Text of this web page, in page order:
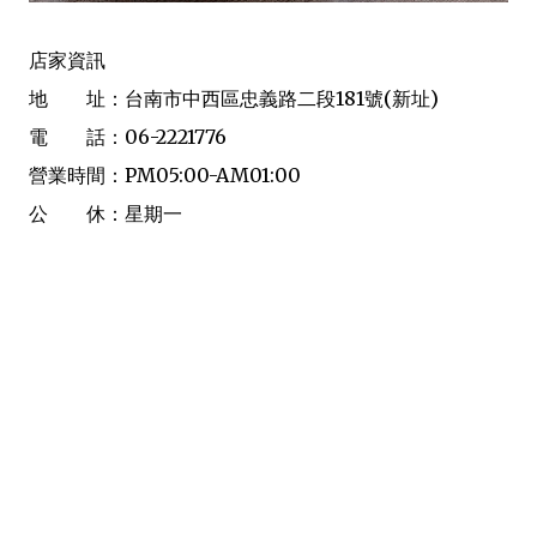
店家資訊
地 址：台南市中西區忠義路二段181號(新址)
電 話：06-2221776
營業時間：PM05:00-AM01:00
公 休：星期一